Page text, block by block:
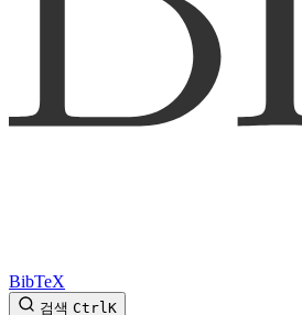
BibTeX
검색 CtrlK